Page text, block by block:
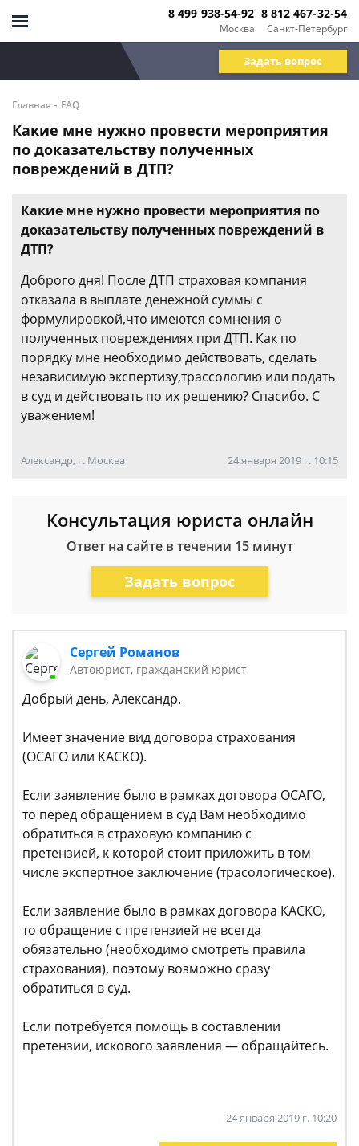
Москва
8 499 938-54-92
Санкт-Петербург
8 812 467-32-54
Задать вопрос
Главная - FAQ
Какие мне нужно провести мероприятия
по доказательству полученных
повреждений в ДТП?
Какие мне нужно провести мероприятия по
доказательству полученных повреждений в
ДТП?
Доброго дня! После ДТП страховая компания
отказала в выплате денежной суммы с
формулировкой,что имеются сомнения о
полученных повреждениях при ДТП. Как по
порядку мне необходимо действовать, сделать
независимую экспертизу,трассологию или подать
в суд и действовать по их решению? Спасибо. С
уважением!
Александр, г. Москва 24 января 2019 г. 10:15
Консультация юриста онлайн
Ответ на сайте в течении 15 минут
Задать вопрос
Сергей Романов
Автоюрист, гражданский юрист
Добрый день, Александр.
Имеет значение вид договора страхования
(ОСАГО или КАСКО).
Если заявление было в рамках договора ОСАГО,
то перед обращением в суд Вам необходимо
обратиться в страховую компанию с
претензией, к которой стоит приложить в том
числе экспертное заключение (трасологическое).
Если заявление было в рамках договора КАСКО,
то обращение с претензией не всегда
обязательно (необходимо смотреть правила
страхования), поэтому возможно сразу
обратиться в суд.
Если потребуется помощь в составлении
претензии, искового заявления — обращайтесь.
24 января 2019 г. 10:20